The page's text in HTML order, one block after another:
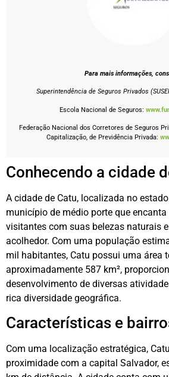
Para mais informações,
Superintendência de Seguros Privados
Escola Nacional de Seguros:
Federação Nacional dos Corretores de Seguros
Capitalização, de Previdência Privada:
Conhecendo a cidade
A cidade de Catu, localizada no
município de médio porte que
visitantes com suas belezas naturais
acolhedor. Com uma população
mil habitantes, Catu possui uma área
aproximadamente 587 km²,
desenvolvimento de diversas
rica diversidade geográfica.
Características e
Com uma localização estratégica,
proximidade com a capital Salvador,